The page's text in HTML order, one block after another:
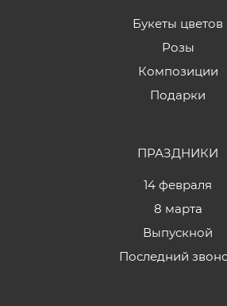
Букеты цветов
Розы
Композиции
Подарки
ПРАЗДНИКИ
14 февраля
8 марта
Выпускной
Последний